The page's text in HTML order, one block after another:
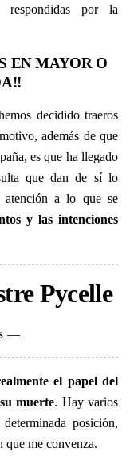
por la
EN MAYOR O
decidido traeros
además de que
es que ha llegado
que dan de sí lo
atención a lo que se
y las intenciones
Pycelle
—
el papel del
muerte. Hay varios
posición,
que me convenza.